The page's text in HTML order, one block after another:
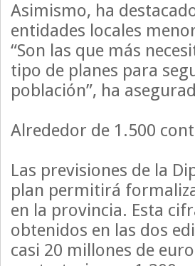
Asimismo, ha
entidades locales
“Son las que más
tipo de planes para
población”, ha
Alrededor de 1.500
Las previsiones de la
plan permitirá
en la provincia. Esta
obtenidos en las dos
casi 20 millones de